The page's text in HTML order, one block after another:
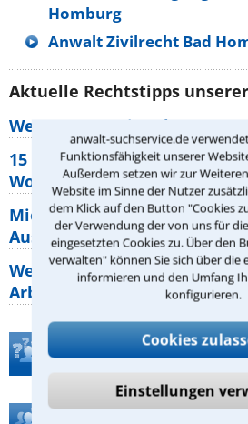
anwalt-suchservice.de
Funktionsfähigkeit unserer
Außerdem setzen wir zur
Website im Sinne der Nutzer
dem Klick auf den Button "Cookies
der Verwendung der von uns für
eingesetzten Cookies zu. Über den
verwalten" können Sie sich über die
informieren und den Umfang
konfigurieren.
Cookies
Einstellungen
Homburg
Anwalt Zivilrecht Bad
Aktuelle Rechtstipps
Wer muss
15 elementare Rechte, die
Wohnungseigentümer
Mietpreisbremse 2026: Alle
Ausnahmen und Rechte für
Welche Regeln für
Arbeitszeit gelten beim
Teste Dein